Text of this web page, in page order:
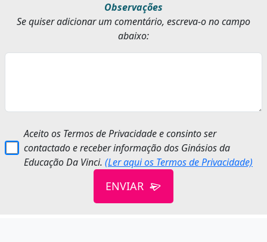
Observações
Se quiser adicionar um comentário, escreva-o no campo
abaixo:
Aceito os Termos de Privacidade e consinto ser
contactado e receber informação dos Ginásios da
Educação Da Vinci.(Ler aqui os Termos de Privacidade)
ENVIAR